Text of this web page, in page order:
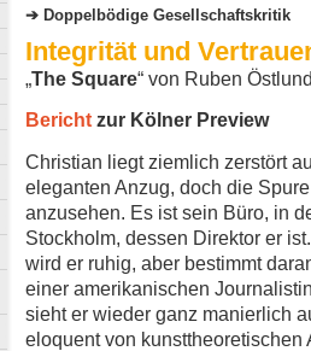
Doppelbödige Gesellschaftskritik
Integrität und
„The Square“ von Ruben
Bericht zur Kölner Preview
Christian liegt ziemlich zerstört
eleganten Anzug, doch die
anzusehen. Es ist sein Büro, in
Stockholm, dessen Direktor er
wird er ruhig, aber bestimmt
einer amerikanischen
sieht er wieder ganz manierlich
eloquent von